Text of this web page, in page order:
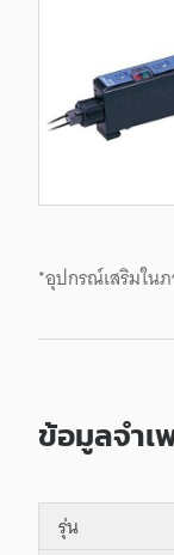
*อุปกรณ์เสริมใน
ข้อมูลจำเ
รุ่น